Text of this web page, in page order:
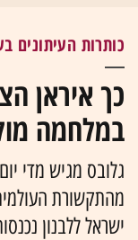
כותרות העיתונים
כך איראן
במלחמה
גלובס מגיש מדי
מהתקשורת
ישראל ללבנון